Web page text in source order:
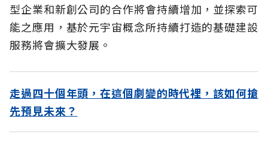
型企業和新創公司的合作將會持續增加，並探索可
能之應用，基於元宇宙概念所持續打造的基礎建設
服務將會擴大發展。
走過四十個年頭，在這個劇變的時代裡，該如何搶
先預見未來？